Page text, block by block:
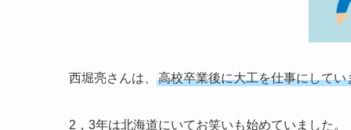
西堀亮さんは、 高校卒業後に大工を仕事にしてい
2，3年は北海道にいてお笑いも始めていました。